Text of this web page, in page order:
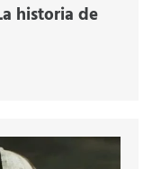
historia de